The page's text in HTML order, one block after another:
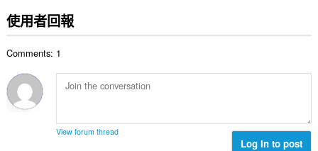
:
使用者回報
Comments: 1
View forum thread
Log in to post